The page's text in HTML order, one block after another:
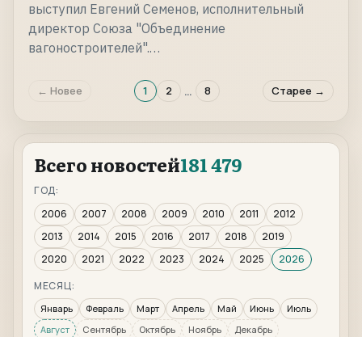
выступил Евгений Семенов, исполнительный
директор Союза "Объединение
вагоностроителей".…
← Новее 1 2 … 8 Старее →
Всего новостей181 479
ГОД:
2006
2007 2008 2009 2010 2011
2012
2013
2014 2015 2016 2017 2018
2019
2020
2021 2022 2023 2024 2025
2026
МЕСЯЦ:
Январь Февраль Март Апрель Май Июнь
Июль
Август
Сентябрь Октябрь Ноябрь Декабрь